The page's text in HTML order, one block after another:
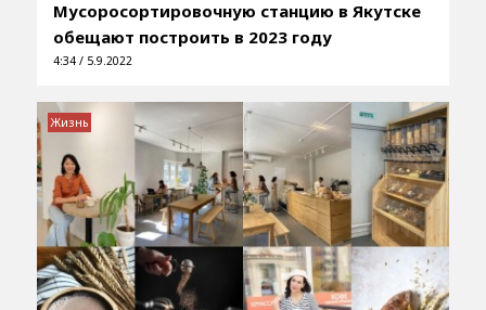
Мусоросортировочную станцию в Якутске
обещают построить в 2023 году
4:34 / 5.9.2022
Жизнь